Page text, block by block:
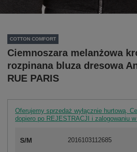
COTTON COMFORT
Ciemnoszara melanżowa
rozpinana bluza dresowa
RUE PARIS
Oferujemy sprzedaż wyłącznie hurtową.
dopiero po REJESTRACJI i zalogowaniu w
S/M 2016103112685